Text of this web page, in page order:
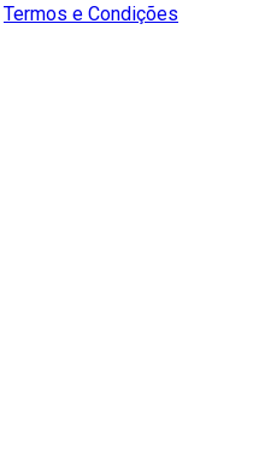
Termos e Condições